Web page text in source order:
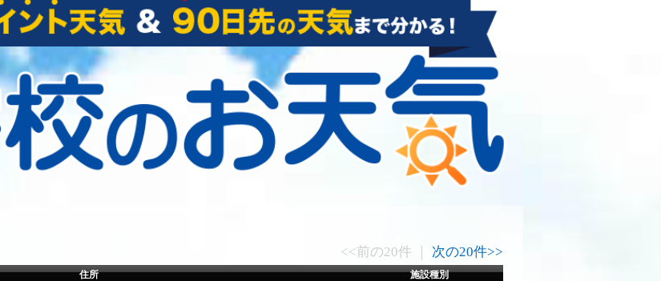
<<前の20件 ｜ 次の20件>>
住所 施設種別